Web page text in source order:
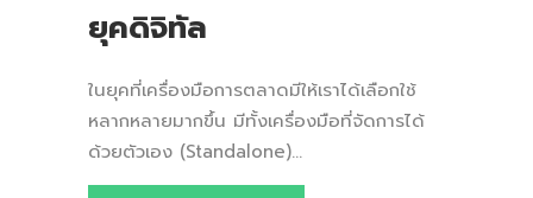
ยุคดิจิทัล
ในยุคที่เครื่องมือการตลาดมีให้เราได้เลือกใช้
หลากหลายมากขึ้น มีทั้งเครื่องมือที่จัดการได้
ด้วยตัวเอง (Standalone)...